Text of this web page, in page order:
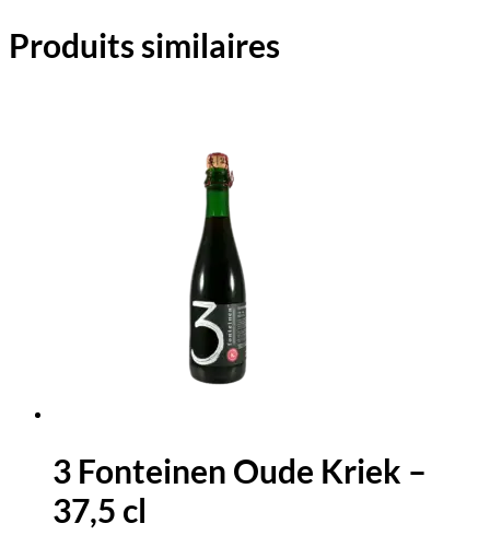
Produits similaires
3 Fonteinen Oude Kriek –
37,5 cl